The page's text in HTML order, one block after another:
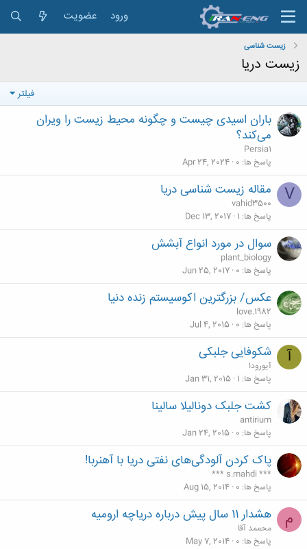
ورود عضویت
زیست شناسی
زیست دریا
فیلتر
باران اسیدی چیست و چگونه محیط زیست را ویران
می‌کند؟
Persia1
پاسخ ها 0
Apr 24, 2024
V مقاله زیست شناسی دریا
vahid3500
پاسخ ها 1
Dec 13, 2017
سوال در مورد انواع آبشش
plant_biology
پاسخ ها 0
Jun 25, 2017
عکس/ بزرگترین اکوسیستم زنده دنیا
love.1982
پاسخ ها 0
Jul 4, 2015
آ شکوفایی جلبکی
آیورودا
پاسخ ها 1
Jan 31, 2015
کشت جلبک دونالیلا سالینا
antirium
پاسخ ها 0
Jan 24, 2015
پاک کردن آلودگی‌های نفتی دریا با آهنربا!
*** s.mahdi ***
پاسخ ها 0
Aug 15, 2014
م هشدار 11 سال پیش درباره دریاچه ارومیه
محممد آقا
پاسخ ها 0
May 7, 2014